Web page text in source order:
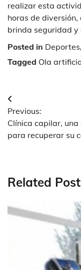
realizar esta
horas de
brinda seguridad y
Posted in Deportes
Tagged Ola
Navegación
de
entradas
Previous:
Clínica capilar, una
para recuperar su
Related